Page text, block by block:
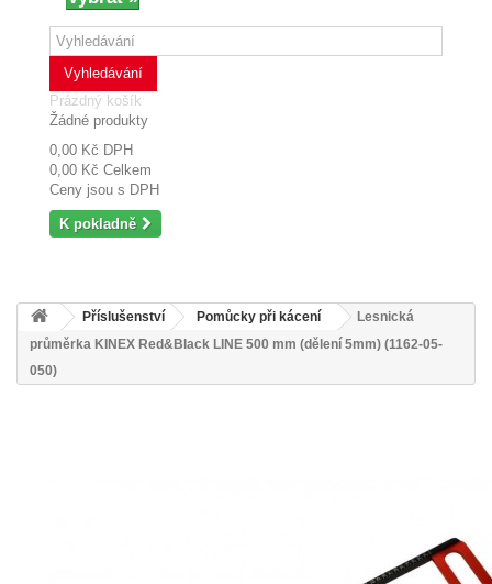
Vyhledávání
Prázdný košík
Žádné produkty
0,00 Kč DPH
0,00 Kč Celkem
Ceny jsou s DPH
K pokladně
Příslušenství Pomůcky při kácení
Lesnická
průměrka KINEX Red&Black LINE 500 mm (dělení 5mm) (1162-05-
050)